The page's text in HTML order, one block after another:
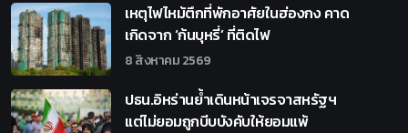
เหตุไฟไหม้ตึกที่พักอาศัยในฮ่องกง คาด
เกิดจาก ‘ก้นบุหรี่’ ที่ติดไฟ
8 สิงหาคม 2569
ปธน.อิหร่านย้ำเดินหน้าเจรจาสหรัฐฯ
แต่ไม่ยอมถูกบีบบังคับให้ยอมแพ้